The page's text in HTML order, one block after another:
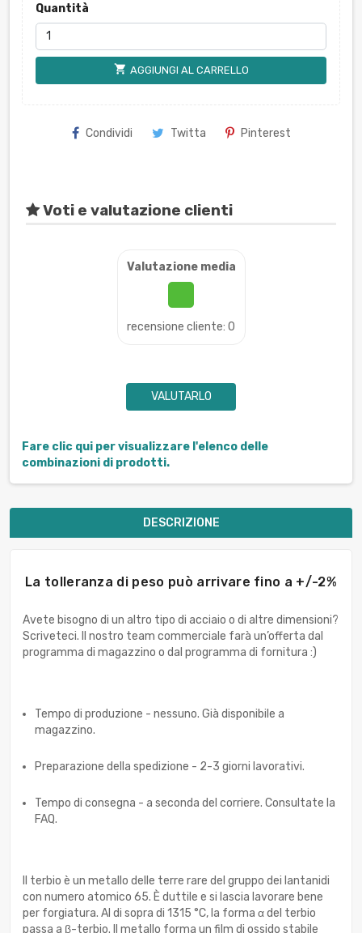
Quantità
shopping_cart AGGIUNGI AL CARRELLO
Condividi Twitta Pinterest
Voti e valutazione clienti
Valutazione media
recensione cliente: 0
VALUTARLO
Fare clic qui per visualizzare l'elenco delle
combinazioni di prodotti.
DESCRIZIONE
La tolleranza di peso può arrivare fino a +/-2%
Avete bisogno di un altro tipo di acciaio o di altre dimensioni?
Scriveteci. Il nostro team commerciale farà un’offerta dal
programma di magazzino o dal programma di fornitura :)
Tempo di produzione - nessuno. Già disponibile a
magazzino.
Preparazione della spedizione - 2-3 giorni lavorativi.
Tempo di consegna - a seconda del corriere. Consultate la
FAQ.
Il terbio è un metallo delle terre rare del gruppo dei lantanidi
con numero atomico 65. È duttile e si lascia lavorare bene
per forgiatura. Al di sopra di 1315 °C, la forma α del terbio
passa a β-terbio. Il metallo forma un film di ossido stabile